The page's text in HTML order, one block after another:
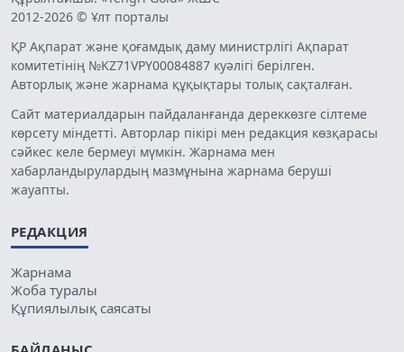
2012-2026 © Ұлт порталы
ҚР Ақпарат және қоғамдық даму министрлігі Ақпарат
комитетінің №KZ71VPY00084887 куәлігі берілген.
Авторлық және жарнама құқықтары толық сақталған.
Сайт материалдарын пайдаланғанда дереккөзге сілтеме
көрсету міндетті. Авторлар пікірі мен редакция көзқарасы
сәйкес келе бермеуі мүмкін. Жарнама мен
хабарландырулардың мазмұнына жарнама беруші
жауапты.
РЕДАКЦИЯ
Жарнама
Жоба туралы
Құпиялылық саясаты